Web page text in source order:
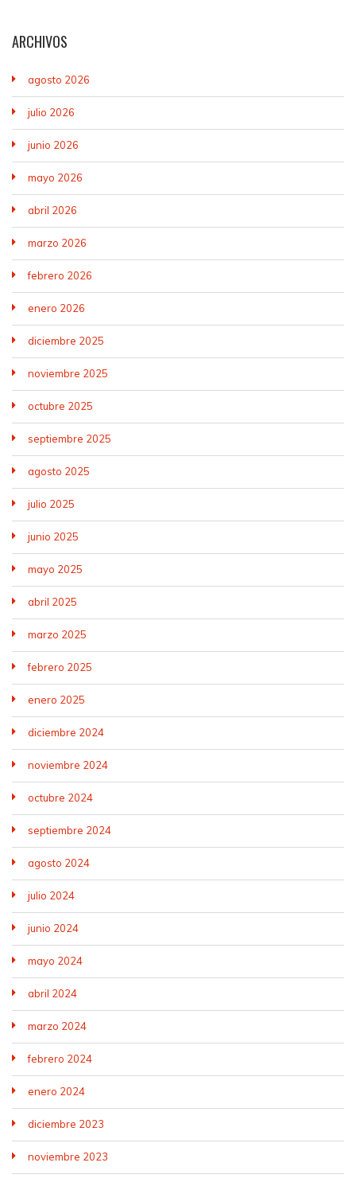
ARCHIVOS
agosto 2026
julio 2026
junio 2026
mayo 2026
abril 2026
marzo 2026
febrero 2026
enero 2026
diciembre 2025
noviembre 2025
octubre 2025
septiembre 2025
agosto 2025
julio 2025
junio 2025
mayo 2025
abril 2025
marzo 2025
febrero 2025
enero 2025
diciembre 2024
noviembre 2024
octubre 2024
septiembre 2024
agosto 2024
julio 2024
junio 2024
mayo 2024
abril 2024
marzo 2024
febrero 2024
enero 2024
diciembre 2023
noviembre 2023